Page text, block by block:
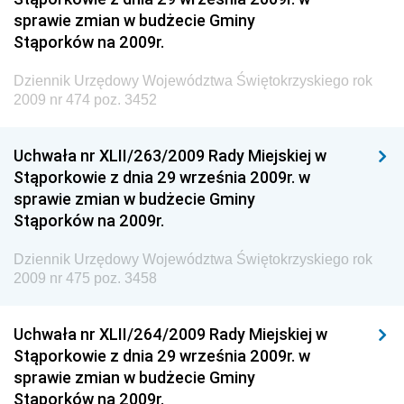
Dziennik Urzędowy Ministra Infrastruktury i Rozwoju
Dziennik Urzędowy Głównego Inspektoratu Ochrony
Środowiska
Dziennik Urzędowy Generalnej Dyrekcji Ochrony
Dziennik Urzędowy Ministerstwa Administracji,
Gospodarki Terenowej i Ochrony Środowiska
Dziennik Urzędowy Ministerstwa Administracji i
Gospodarki Przestrzennej
Dziennik Urzędowy Unii Europejskiej, L
Dziennik Urzędowy Ministerstwa Przemysłu
Chemicznego i Lekkiego
Dziennik Urzędowy Ministerstwa Rolnictwa i
Gospodarki Żywnościowej
sprawie zmian w budżecie Gminy
Stąporków na 2009r.
Dziennik Urzędowy Województwa Świętokrzyskiego rok
2009 nr 474 poz. 3452
Uchwała nr XLII/263/2009 Rady Miejskiej w
Stąporkowie z dnia 29 września 2009r. w
sprawie zmian w budżecie Gminy
Stąporków na 2009r.
Dziennik Urzędowy Województwa Świętokrzyskiego rok
2009 nr 475 poz. 3458
Uchwała nr XLII/264/2009 Rady Miejskiej w
Stąporkowie z dnia 29 września 2009r. w
sprawie zmian w budżecie Gminy
Stąporków na 2009r.